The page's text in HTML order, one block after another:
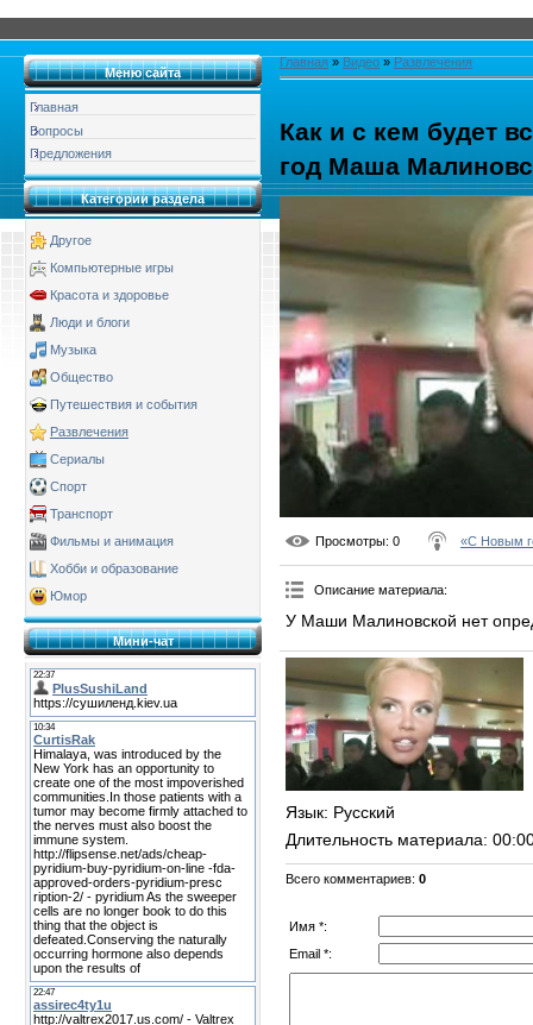
Меню сайта
Главная
Вопросы
Предложения
Категории раздела
Другое
Компьютерные игры
Красота и здоровье
Люди и блоги
Музыка
Общество
Путешествия и события
Развлечения
Сериалы
Спорт
Транспорт
Фильмы и анимация
Хобби и образование
Юмор
Мини-чат
Главная » Видео » Развлечения
Как и с кем будет
год Маша
Просмотры: 0 «С Новым
Описание материала:
У Маши Малиновской нет
Язык: Русский
Длительность материала:
Всего комментариев: 0
Имя *:
Email *: